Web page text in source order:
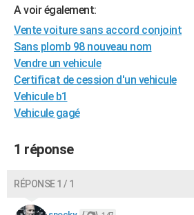
Alimentation
Guide de la santé
Maladies
Médicaments
Sommeil
VOYAGE
Destinations
City break
Voyage nature
Voyage de noces
Forum
Climat
+PHOTO
GUIDES D'ACHAT
BONS PLANS
CARTE DE VOEUX
Carte de Noël
Carte Bonne année
Carte Saint-Valentin
Carte Pâques
Carte d'anniversaire
DICTIONNAIRE
PROGRAMME TV
COPAINS D'AVANT
A voir également:
Vente voiture sans accord conjoint
Sans plomb 98 nouveau nom
Vendre un vehicule
Certificat de cession d'un vehicule
Vehicule b1
Vehicule gagé
1 réponse
RÉPONSE 1 / 1